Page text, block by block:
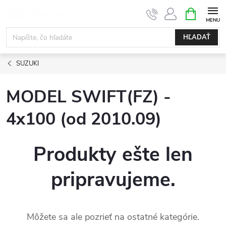
obsah
HĽADAŤ
KOŠÍK
SUZUKI
MODEL SWIFT(FZ) -
4x100 (od 2010.09)
Produkty ešte len
pripravujeme.
Môžete sa ale pozrieť na ostatné kategórie.